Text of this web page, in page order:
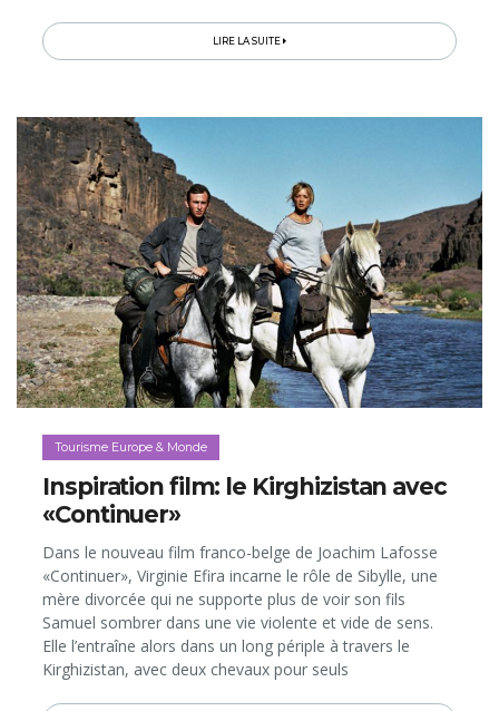
plages de sable fin, dans les stations balnéaires, les ports
de pêche et de plaisance, ainsi que dans les villes
vélo», la destination offre de nombreux services et
infrastructures pour faciliter les escapades à deux
roues…
LIRE LA SUITE
Tourisme Europe & Monde
Inspiration film: le Kirghizistan avec
«Continuer»
Dans le nouveau film franco-belge de Joachim Lafosse
«Continuer», Virginie Efira incarne le rôle de Sibylle, une
mère divorcée qui ne supporte plus de voir son fils
Samuel sombrer dans une vie violente et vide de sens.
Elle l’entraîne alors dans un long périple à travers le
Kirghizistan, avec deux chevaux pour seuls